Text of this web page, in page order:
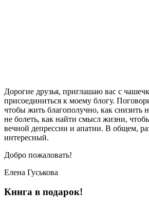
Дорогие друзья, приглашаю вас с
присоединиться к моему блогу.
чтобы жить благополучно, как снизить
не болеть, как найти смысл жизни,
вечной депрессии и апатии. В общем,
интересный.
Добро пожаловать!
Елена Гуськова
Книга в подарок!